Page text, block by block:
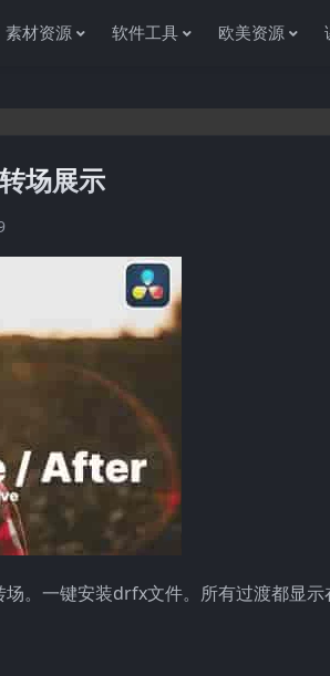
素材资源 软件工具 欧美资源
场展示
。一键安装drfx文件。所有过渡都显
感谢您访问资源杂货铺获取各种信